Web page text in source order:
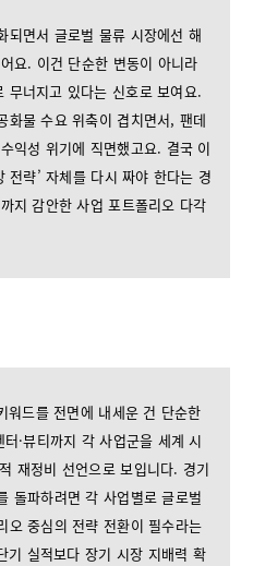
되면서 글로벌 물류 시장에선 해
요. 이건 단순한 변동이 아니라
무너지고 있다는 신호로 보여요.
화물 수요 위축이 겹치면서, 팬데
익성 위기에 직면했고요. 결국 이
전략’ 자체를 다시 짜야 한다는 경
지 감안한 사업 포트폴리오 다각
워드를 전면에 내세운 건 단순한
·뷰티까지 각 사업군을 세계 시
재정비 선언으로 보입니다. 경기
돌파하려면 각 사업별로 글로벌
오 중심의 전략 전환이 필수라는
기 실적보다 장기 시장 지배력 확